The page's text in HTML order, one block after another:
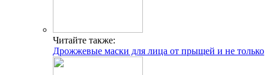
Читайте также:
Дрожжевые маски для лица от прыщей и не только